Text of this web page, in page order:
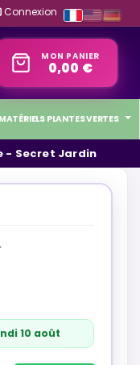
Connexion
MON PANIER
0,00 €
MATÉRIELS PLANTES VERTES
- Secret Jardin
10 août